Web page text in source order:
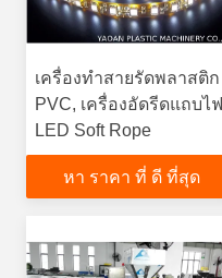
เครื่องทำสายรัดพลาสติก
PVC, เครื่องอัดรีดแถบไฟ
LED Soft Rope
หา ราคา ที่ ดี ที่สุด